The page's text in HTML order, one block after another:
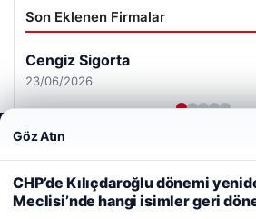
Son Eklenen Firmalar
Cengiz Sigorta
23/06/2026
Web sitemizi nasıl kullandığınızı daha iyi
deneyiminizi kişiselleştirmek ve
kullanıyoruz.
Çerez Politikamız
Reddet Kabul Et
Göz Atın
CHP’de Kılıçdaroğlu dönemi
Meclisi’nde hangi isimler geri